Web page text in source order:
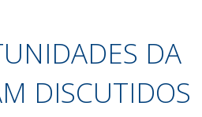
DA
DISCUTIDOS